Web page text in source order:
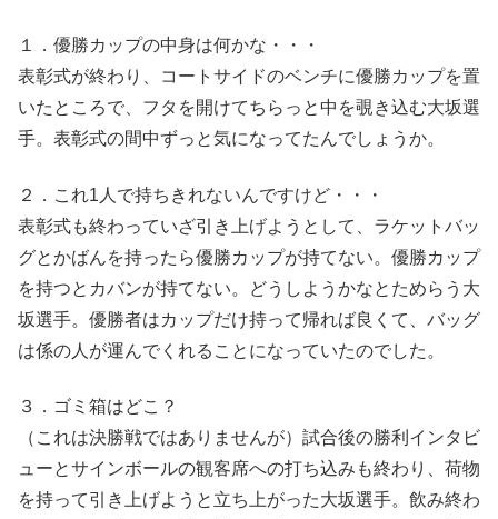
１．優勝カップの中身は何かな・・・
表彰式が終わり、コートサイドのベンチに優勝カップを置
いたところで、フタを開けてちらっと中を覗き込む大坂選
手。表彰式の間中ずっと気になってたんでしょうか。
２．これ1人で持ちきれないんですけど・・・
表彰式も終わっていざ引き上げようとして、ラケットバッ
グとかばんを持ったら優勝カップが持てない。優勝カップ
を持つとカバンが持てない。どうしようかなとためらう大
坂選手。優勝者はカップだけ持って帰れば良くて、バッグ
は係の人が運んでくれることになっていたのでした。
３．ゴミ箱はどこ？
（これは決勝戦ではありませんが）試合後の勝利インタビ
ューとサインボールの観客席への打ち込みも終わり、荷物
を持って引き上げようと立ち上がった大坂選手。飲み終わ